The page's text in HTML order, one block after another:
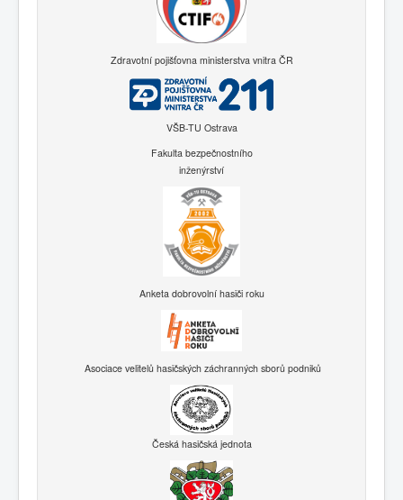
Zdravotní pojišťovna ministerstva vnitra ČR
VŠB-TU Ostrava
Fakulta bezpečnostního
inženýrství
Anketa dobrovolní hasiči roku
Asociace velitelů hasičských záchranných sborů podniků
Česká hasičská jednota